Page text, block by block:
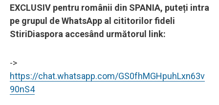
EXCLUSIV pentru românii din SPANIA, puteți intra
pe grupul de WhatsApp al cititorilor fideli
StiriDiaspora accesând următorul link:
->
https://chat.whatsapp.com/GS0fhMGHpuhLxn63v
90nS4